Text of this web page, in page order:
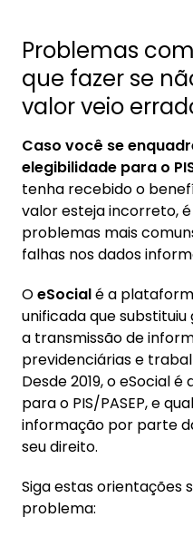
Problemas com
que fazer se
valor veio
Caso você se
elegibilidade para o
tenha recebido o
valor esteja incorreto,
problemas mais
falhas nos dados
OeSocialé a
unificada que
a transmissão de
previdenciárias e
Desde 2019, o eSocial
para o PIS/PASEP, e
informação por parte
seu direito.
Siga estas orientações
problema: